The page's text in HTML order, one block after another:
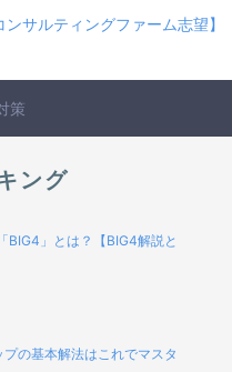
サルティングファーム志望】
策
ング
BIG4」とは？【BIG4解説と
プの基本解法はこれでマスタ